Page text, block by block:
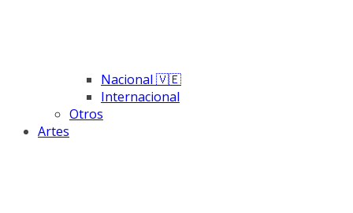
Nacional 🇻🇪
Internacional
Otros
Artes